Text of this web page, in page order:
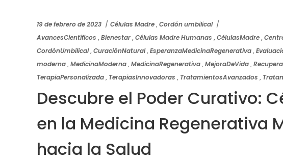
19 de febrero de 2023 Células Madre,Cordón umbilical
AvancesCientíficos ,Bienestar,Células Madre Humanas ,CélulasMadre,
CordónUmbilical,CuraciónNatural,EsperanzaMedicinaRegenerativa,
moderna,MedicinaModerna,MedicinaRegenerativa,MejoraDeVida,
TerapiaPersonalizada, TerapiasInnovadoras , TratamientosAvanzados ,
Descubre el Poder Curativo:
en la Medicina Regenerativa
hacia la Salud